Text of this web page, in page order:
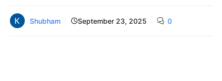
Shubham September 23, 2025 0